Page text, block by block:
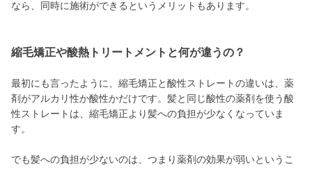
なら、同時に施術ができるというメリットもあります。
縮毛矯正や酸熱トリートメントと何が違うの？
最初にも言ったように、縮毛矯正と酸性ストレートの違いは、薬
剤がアルカリ性か酸性かだけです。髪と同じ酸性の薬剤を使う酸
性ストレートは、縮毛矯正より髪への負担が少なくなっていま
す。
でも髪への負担が少ないのは、つまり薬剤の効果が弱いというこ